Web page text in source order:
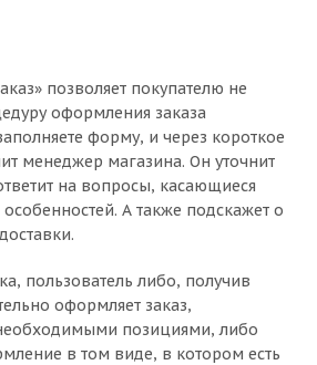
позволяет покупателю не
оформления заказа
форму, и через короткое
менеджер магазина. Он уточнит
на вопросы, касающиеся
особенностей. А также подскажет о
пользователь либо, получив
оформляет заказ,
позициями, либо
в том виде, в котором есть